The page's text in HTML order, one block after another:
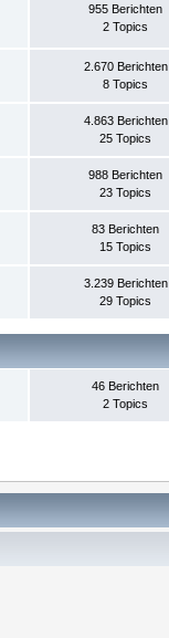
955 Berichten
2 Topics
2.670 Berichten
8 Topics
4.863 Berichten
25 Topics
988 Berichten
23 Topics
83 Berichten
15 Topics
3.239 Berichten
29 Topics
46 Berichten
2 Topics